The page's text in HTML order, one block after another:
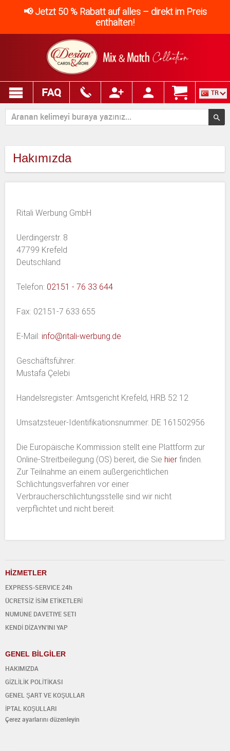
📢 Jetzt 50 % Rabatt auf alles – direkt im Preis
enthalten!
FAQ TR
Hakımızda
Ritali Werbung GmbH
Uerdingerstr. 8
47799 Krefeld
Deutschland
Telefon: 02151 - 76 33 644
Fax: 02151-7 633 655
E-Mail: info@ritali-werbung.de
Geschäftsführer:
Mustafa Çelebi
Handelsregister: Amtsgericht Krefeld, HRB 52 12
Umsatzsteuer-Identifikationsnummer: DE 161502956
Die Europäische Kommission stellt eine Plattform zur
Online-Streitbeilegung (OS) bereit, die Sie hier finden.
Zur Teilnahme an einem außergerichtlichen
Schlichtungsverfahren vor einer
Verbraucherschlichtungsstelle sind wir nicht
verpflichtet und nicht bereit.
HİZMETLER
EXPRESS-SERVICE 24h
ÜCRETSİZ İSİM ETİKETLERİ
NUMUNE DAVETIYE SETI
KENDİ DİZAYN'INI YAP
GENEL BİLGİLER
HAKIMIZDA
GİZLİLİK POLİTİKASI
GENEL ŞART VE KOŞULLAR
İPTAL KOŞULLARI
Çerez ayarlarını düzenleyin